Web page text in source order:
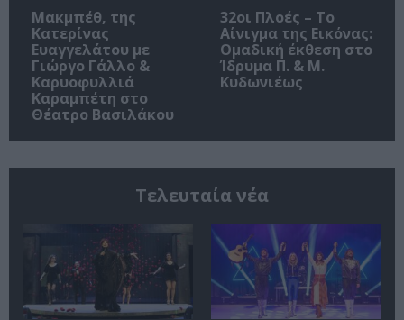
Μακμπέθ, της
Κατερίνας
Ευαγγελάτου με
Γιώργο Γάλλο &
Καρυοφυλλιά
Καραμπέτη στο
Θέατρο Βασιλάκου
32οι Πλοές – Το
Αίνιγμα της Εικόνας:
Ομαδική έκθεση στο
Ίδρυμα Π. & Μ.
Κυδωνιέως
Τελευταία νέα